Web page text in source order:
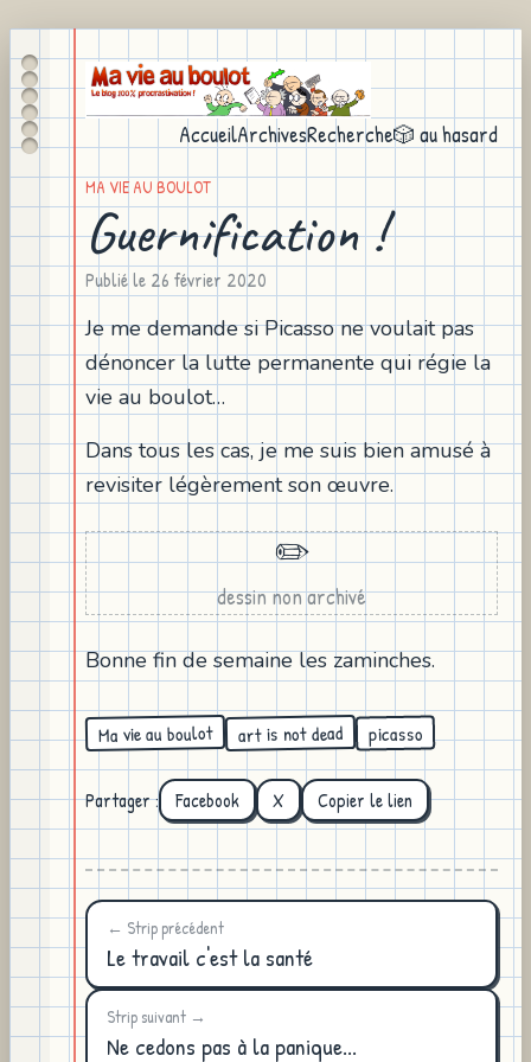
AccueilArchivesRecherche🎲 au hasard
MA VIE AU BOULOT
Guernification !
Publié le 26 février 2020
Je me demande si Picasso ne voulait pas
dénoncer la lutte permanente qui régie la
vie au boulot…
Dans tous les cas, je me suis bien amusé à
revisiter légèrement son œuvre.
✏️
dessin non archivé
Bonne fin de semaine les zaminches.
Ma vie au boulot art is not dead picasso
Partager : Facebook X Copier le lien
← Strip précédent
Le travail c'est la santé
Strip suivant →
Ne cedons pas à la panique...